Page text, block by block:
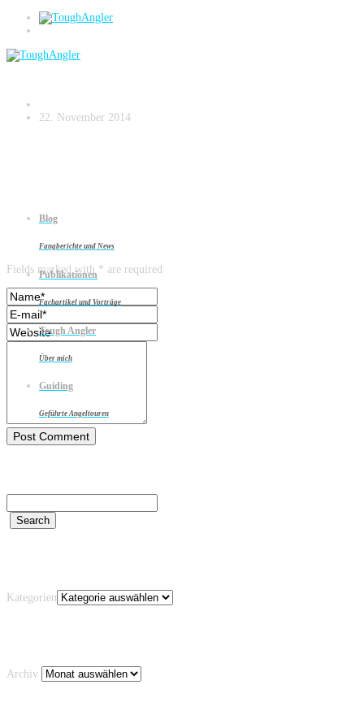
Blog
Fangberichte und News
Publikationen
Fachartikel und Vorträge
Tough Angler
Über mich
Guiding
Geführte Angeltouren
Massiver-Schädel-des-108cm-Hechts
22. November 2014
Leave a reply
Fields marked with * are required
Kategorien
Archiv